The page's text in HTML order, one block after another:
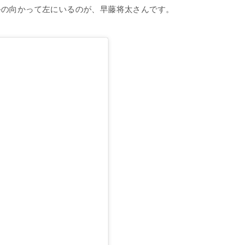
向かって左にいるのが、早藤将太さんです。